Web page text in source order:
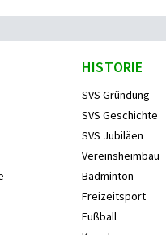
HISTORIE
SVS Gründung
SVS Geschichte
SVS Jubiläen
Vereinsheimbau
Badminton
Freizeitsport
Fußball